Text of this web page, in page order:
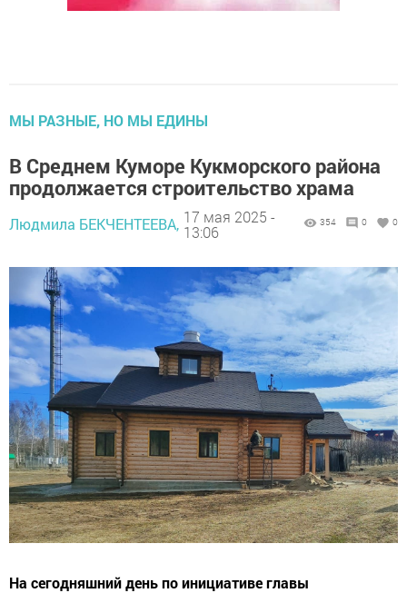
МЫ РАЗНЫЕ, НО МЫ ЕДИНЫ
В Среднем Куморе Кукморского района
продолжается строительство храма
Людмила БЕКЧЕНТЕЕВА, 17 мая 2025 -
13:06
354 0 0
На сегодняшний день по инициативе главы